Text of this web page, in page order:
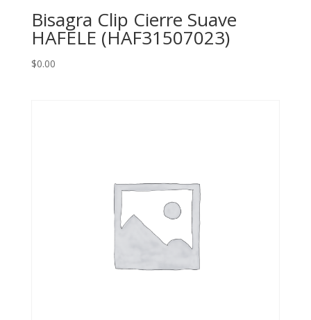
Bisagra Clip Cierre Suave
HAFELE (HAF31507023)
$0.00